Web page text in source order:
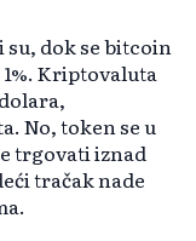
dok se bitcoin
Kriptovaluta
No, token se u
trgovati iznad
tračak nade